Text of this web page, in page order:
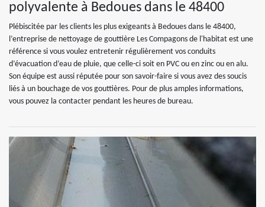
polyvalente à Bedoues dans le 48400
Plébiscitée par les clients les plus exigeants à Bedoues dans le 48400,
l’entreprise de nettoyage de gouttière Les Compagons de l'habitat est une
référence si vous voulez entretenir régulièrement vos conduits
d’évacuation d’eau de pluie, que celle-ci soit en PVC ou en zinc ou en alu.
Son équipe est aussi réputée pour son savoir-faire si vous avez des soucis
liés à un bouchage de vos gouttières. Pour de plus amples informations,
vous pouvez la contacter pendant les heures de bureau.